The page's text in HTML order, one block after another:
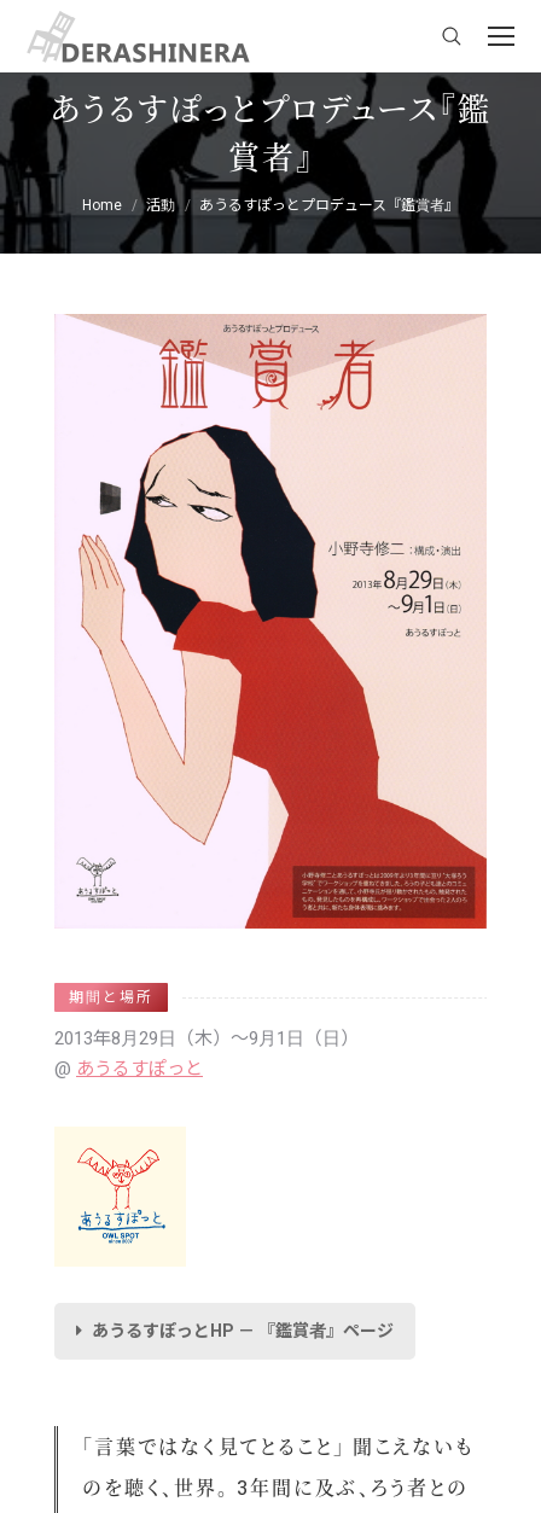
Search:
あうるすぽっとプロデュース『鑑
賞者』
You are here:
Home 活動 あうるすぽっとプロデュース『鑑賞者』
期間と場所
2013年8月29日（木） 〜9月1日（日）
あうるすぽっと
あうるすぽっとHP － 『鑑賞者』ページ
「言葉ではなく見てとること」 聞こえないも
のを聴く、世界。 3年間に及ぶ、ろう者との